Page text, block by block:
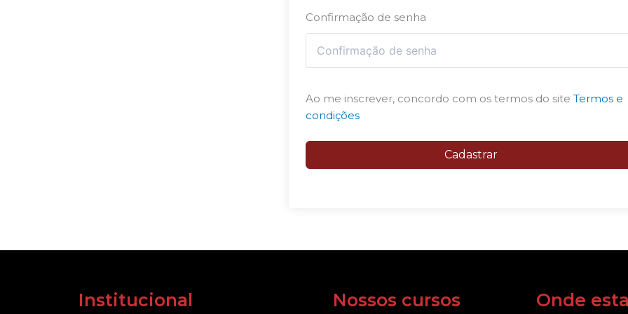
Confirmação de senha
Ao me inscrever, concordo com os termos do site Termos e
condições
Cadastrar
Institucional Nossos cursos Onde